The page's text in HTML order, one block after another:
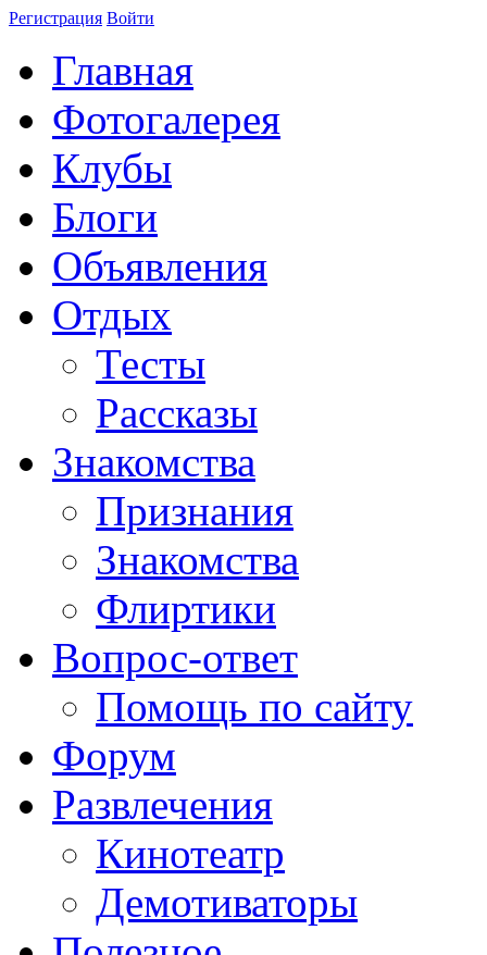
Регистрация Войти
Главная
Фотогалерея
Клубы
Блоги
Объявления
Отдых
Тесты
Рассказы
Знакомства
Признания
Знакомства
Флиртики
Вопрос-ответ
Помощь по сайту
Форум
Развлечения
Кинотеатр
Демотиваторы